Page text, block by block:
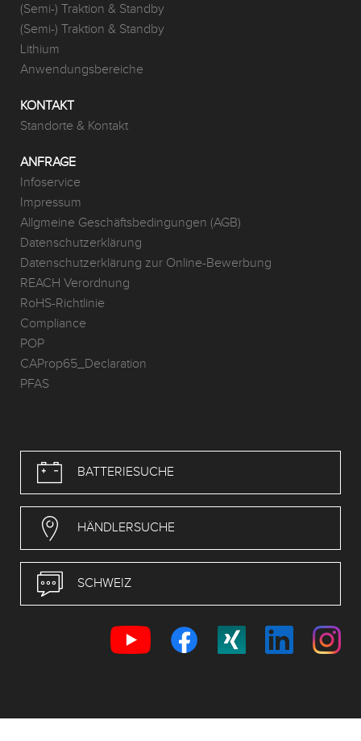
(Semi-) Traktion & Standby
(Semi-) Traktion & Standby
Lithium
Anwendungsbereiche
KONTAKT
Standorte & Kontakt
ANFRAGE
Infoservice
Impressum
Allgmeine Geschäftsbedingungen (AGB)
Datenschutzerklärung
Datenschutzerklärung zur Online-Bewerbung
REACH Verordnung
RoHS-Richtlinie
Compliance
POP
CAProp65_Declaration
PFAS
BATTERIESUCHE
HÄNDLERSUCHE
SCHWEIZ